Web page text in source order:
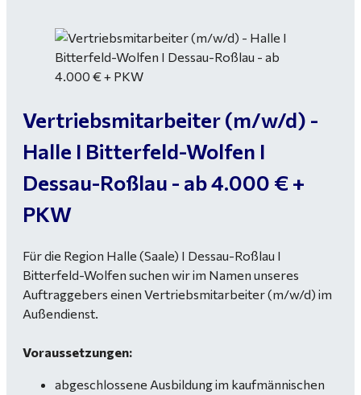
Vertriebsmitarbeiter (m/w/d) -
Halle I Bitterfeld-Wolfen I
Dessau-Roßlau - ab 4.000 € +
PKW
Für die Region Halle (Saale) I Dessau-Roßlau I
Bitterfeld-Wolfen suchen wir im Namen unseres
Auftraggebers einen Vertriebsmitarbeiter (m/w/d) im
Außendienst.
Voraussetzungen:
abgeschlossene Ausbildung im kaufmännischen